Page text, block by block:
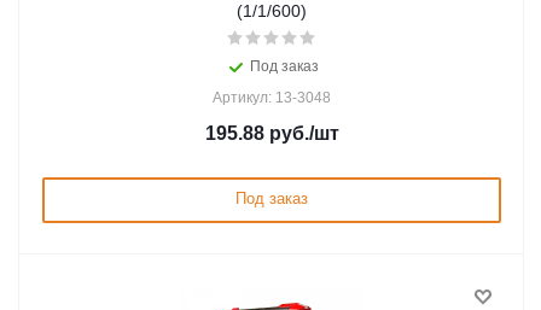
(1/1/600)
Под заказ
Артикул: 13-3048
195.88руб./шт
Под заказ